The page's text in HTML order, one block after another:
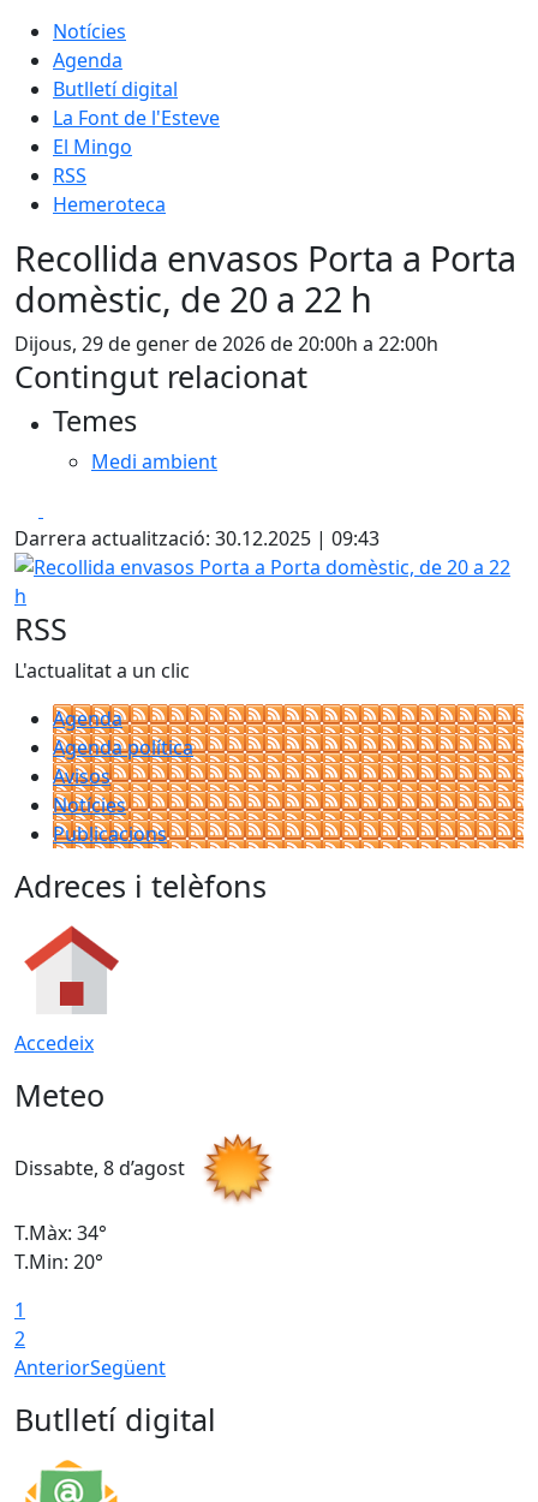
Notícies
Agenda
Butlletí digital
La Font de l'Esteve
El Mingo
RSS
Hemeroteca
Recollida envasos Porta a Porta
domèstic, de 20 a 22 h
Dijous, 29 de gener de 2026 de 20:00h a 22:00h
Contingut relacionat
Temes
Medi ambient
Darrera actualització: 30.12.2025 | 09:43
Recollida envasos Porta a Porta domèstic, de 20 a 22 h
RSS
L'actualitat a un clic
Agenda
Agenda política
Avisos
Notícies
Publicacions
Adreces i telèfons
Accedeix
Meteo
Dissabte, 8 d’agost
T.Màx: 34°
T.Min: 20°
1
2
AnteriorSegüent
Butlletí digital